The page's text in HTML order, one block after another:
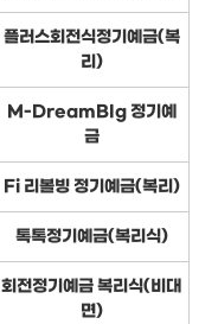
플러스회전식정기예금(복
리)
M-DreamBIg 정기예
금
Fi 리볼빙 정기예금(복리)
톡톡정기예금(복리식)
회전정기예금 복리식(비대
면)